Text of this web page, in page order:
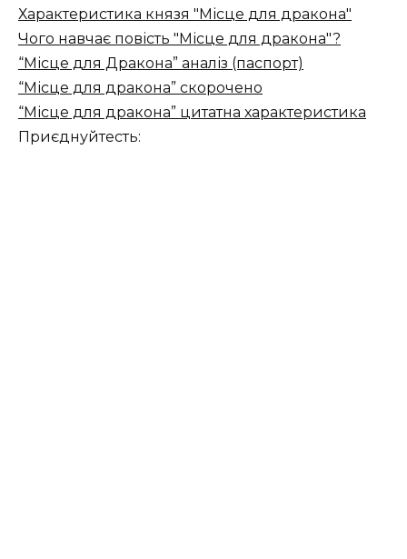
Характеристика князя "Місце для дракона"
Чого навчає повість "Місце для дракона"?
“Місце для Дракона” аналіз (паспорт)
“Місце для дракона” скорочено
“Місце для дракона” цитатна характеристика
Приєднуйтесть: